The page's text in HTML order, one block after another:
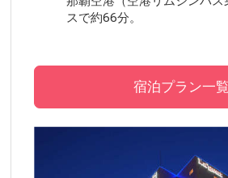
スで約66分。
宿泊プラン一覧